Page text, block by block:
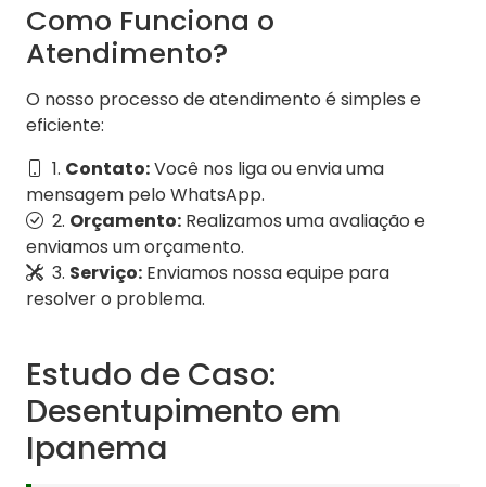
Como Funciona o
Atendimento?
O nosso processo de atendimento é simples e
eficiente:
1. Contato:Você nos liga ou envia uma
mensagem pelo WhatsApp.
2. Orçamento: Realizamos uma avaliação e
enviamos um orçamento.
3. Serviço: Enviamos nossa equipe para
resolver o problema.
Estudo de Caso:
Desentupimento em
Ipanema